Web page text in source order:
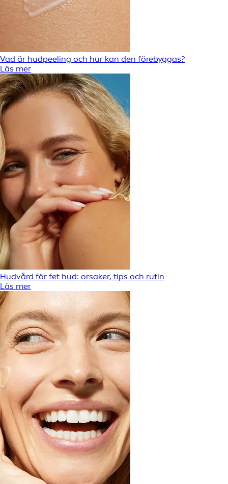
Vad är hudpeeling och hur kan den förebyggas?
Läs mer
Hudvård för fet hud: orsaker, tips och rutin
Läs mer